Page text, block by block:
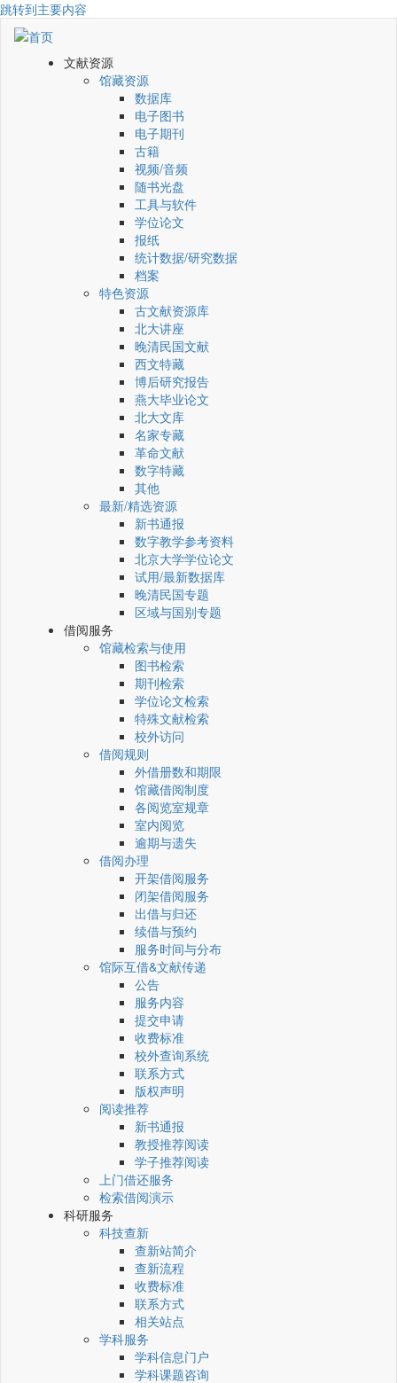
跳转到主要内容
文献资源
馆藏资源
数据库
电子图书
电子期刊
古籍
视频/音频
随书光盘
工具与软件
学位论文
报纸
统计数据/研究数据
档案
特色资源
古文献资源库
北大讲座
晚清民国文献
西文特藏
博后研究报告
燕大毕业论文
北大文库
名家专藏
革命文献
数字特藏
其他
最新/精选资源
新书通报
数字教学参考资料
北京大学学位论文
试用/最新数据库
晚清民国专题
区域与国别专题
借阅服务
馆藏检索与使用
图书检索
期刊检索
学位论文检索
特殊文献检索
校外访问
借阅规则
外借册数和期限
馆藏借阅制度
各阅览室规章
室内阅览
逾期与遗失
借阅办理
开架借阅服务
闭架借阅服务
出借与归还
续借与预约
服务时间与分布
馆际互借&文献传递
公告
服务内容
提交申请
收费标准
校外查询系统
联系方式
版权声明
阅读推荐
新书通报
教授推荐阅读
学子推荐阅读
上门借还服务
检索借阅演示
科研服务
科技查新
查新站简介
查新流程
收费标准
联系方式
相关站点
学科服务
学科信息门户
学科课题咨询